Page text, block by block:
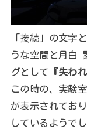
「接続」の文字
うな空間と月白
グとして 『失わ
この時の、実験
が表示されてお
しているようでし